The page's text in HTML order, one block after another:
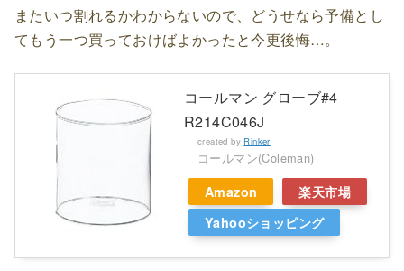
またいつ割れるかわからないので、どうせなら予備とし
てもう一つ買っておけばよかったと今更後悔…。
コールマン グローブ#4
R214C046J
created by Rinker
コールマン(Coleman)
Amazon
楽天市場
Yahooショッピング